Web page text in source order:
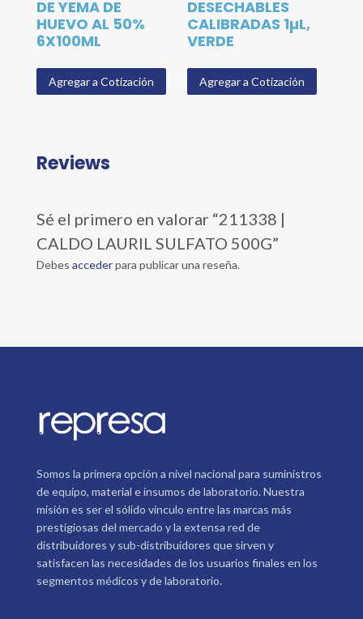
DE YEMA DE
HUEVO AL 50%
6X100ML
Agregar a Cotización
DESECHABLES
CALIBRADAS 1µL,
VERDE
Agregar a Cotización
Reviews
Sé el primero en valorar “211338 |
CALDO LAURIL SULFATO 500G”
Debes accederpara publicar una reseña.
Somos la primera opción a nivel nacional para suministros
de equipo, material e insumos de laboratorio. Nuestra
misión es ser el sólido vínculo entre las marcas más
prestigiosas del mercado y la extensa red de
distribuidores y sub-distribuidores que sirven y
satisfacen las necesidades de los usuarios finales en los
segmentos médicos y de laboratorio.